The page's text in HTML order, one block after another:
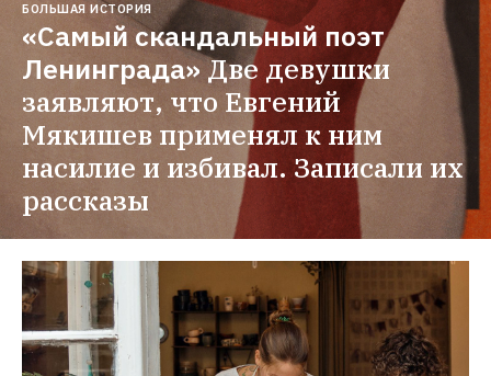
БОЛЬШАЯ ИСТОРИЯ
«Самый скандальный поэт
Ленинграда»Две девушки
заявляют, что Евгений
Мякишев применял к ним
насилие и избивал. Записали их
рассказы